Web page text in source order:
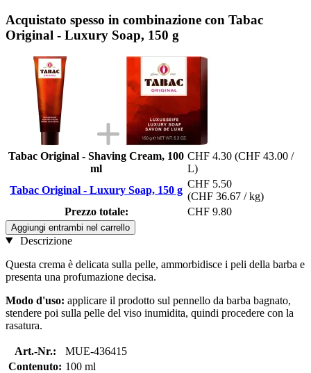
Acquistato spesso in combinazione con Tabac
Original - Luxury Soap, 150 g
Tabac Original - Shaving Cream, 100
ml
CHF 4.30 (CHF 43.00 /
L)
Tabac Original - Luxury Soap, 150 g
CHF 5.50
(CHF 36.67 / kg)
Prezzo totale:
CHF 9.80
Aggiungi entrambi nel carrello
Descrizione
Questa crema è delicata sulla pelle, ammorbidisce i peli della barba e
presenta una profumazione decisa.
Modo d'uso: applicare il prodotto sul pennello da barba bagnato,
stendere poi sulla pelle del viso inumidita, quindi procedere con la
rasatura.
Art.-Nr.:
MUE-436415
Contenuto: 100 ml